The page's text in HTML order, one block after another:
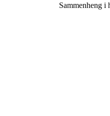
Sammenheng i